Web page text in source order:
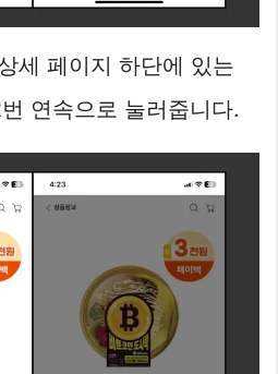
세 페이지 하단에 있는
연속으로 눌러줍니다.